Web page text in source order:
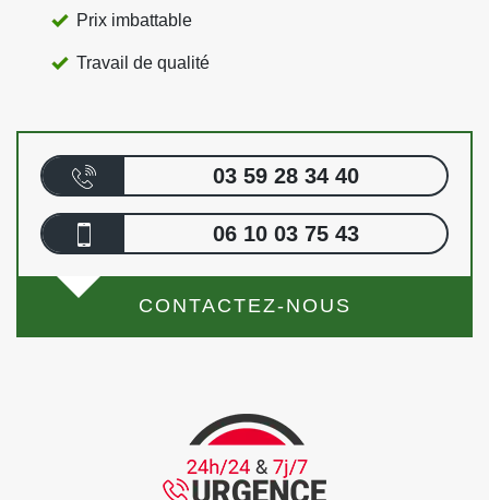
Prix imbattable
Travail de qualité
03 59 28 34 40
06 10 03 75 43
CONTACTEZ-NOUS